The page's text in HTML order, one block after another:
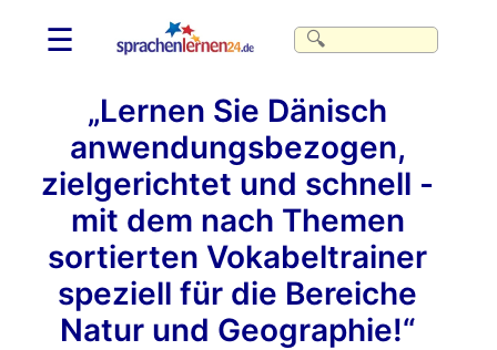
☰
„Lernen Sie Dänisch
anwendungsbezogen,
zielgerichtet und schnell -
mit dem nach Themen
sortierten Vokabeltrainer
speziell für die Bereiche
Natur und Geographie!“